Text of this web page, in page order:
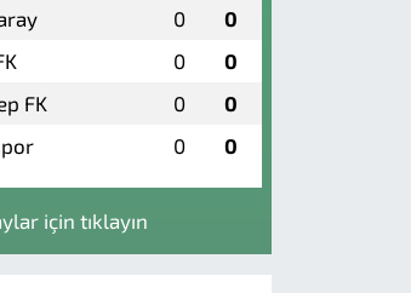
0 0
0 0
FK 0 0
0 0
için tıklayın